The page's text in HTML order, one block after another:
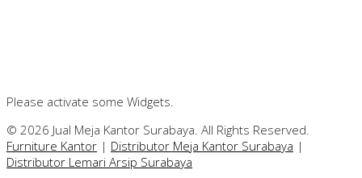
Please activate some Widgets.
© 2026 Jual Meja Kantor Surabaya. All Rights Reserved.
Furniture Kantor | Distributor Meja Kantor Surabaya |
Distributor Lemari Arsip Surabaya